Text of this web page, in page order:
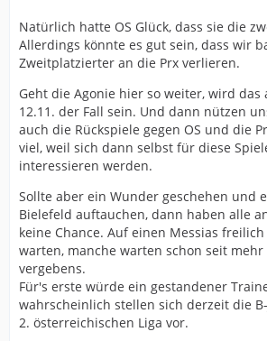
Natürlich hatte OS Glück, dass sie die
Allerdings könnte es gut sein, dass wir
Zweitplatzierter an die Prx verlieren.
Geht die Agonie hier so weiter, wird das
12.11. der Fall sein. Und dann nützen
auch die Rückspiele gegen OS und die
viel, weil sich dann selbst für diese
interessieren werden.
Sollte aber ein Wunder geschehen und
Bielefeld auftauchen, dann haben alle
keine Chance. Auf einen Messias
warten, manche warten schon seit mehr
vergebens.
Für's erste würde ein gestandener
wahrscheinlich stellen sich derzeit die
2. österreichischen Liga vor.